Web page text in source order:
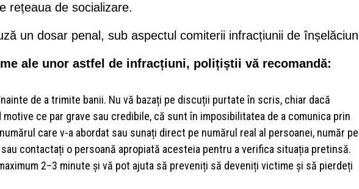
rețeaua de socializare.
un dosar penal, sub aspectul comiterii infracțiunii de
ale unor astfel de infracțiuni, polițiștii vă recomandă:
de a trimite banii. Nu vă bazați pe discuții purtate în scris, chiar dacă
ce par grave sau credibile, că sunt în imposibilitatea de a comunica prin
care v-a abordat sau sunați direct pe numărul real al persoanei, număr pe
contactați o persoană apropiată acesteia pentru a verifica situația pretinsă.
2–3 minute și vă pot ajuta să preveniți să deveniți victime și să pierdeți